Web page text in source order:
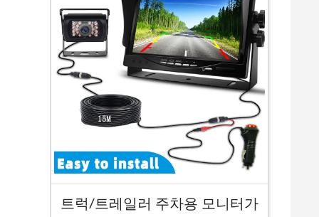
트럭/트레일러 주차용 모니터가